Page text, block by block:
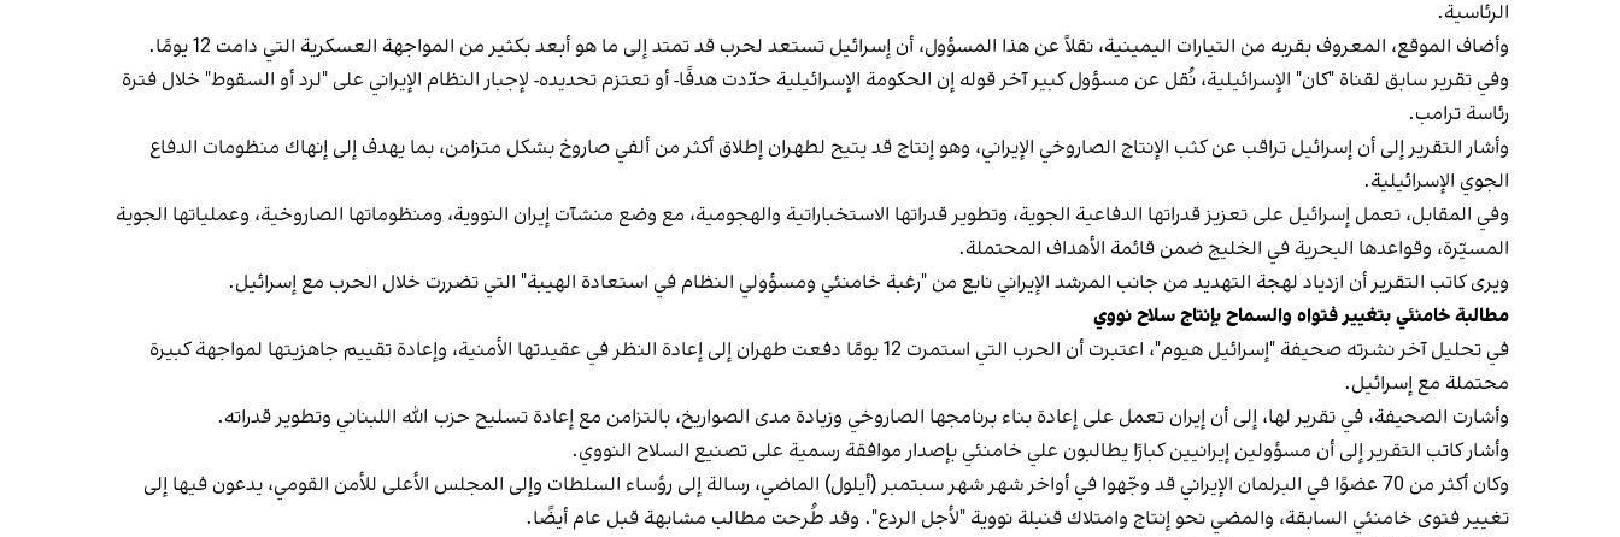
الرئاسية.
وأضاف الموقع، المعروف بقربه من التيارات اليمينية، نقلاً عن هذا المسؤول، أن إسرائيل تستعد لحرب قد تمتد إلى ما هو أبعد بكثير من المواجهة العسكرية التي دامت 12 يومًا.
وفي تقرير سابق لقناة "كان" الإسرائيلية، نُقل عن مسؤول كبير آخر قوله إن الحكومة الإسرائيلية حدّدت هدفًا- أو تعتزم تحديده- لإجبار النظام الإيراني على "لرد أو السقوط" خلال فترة
رئاسة ترامب.
وأشار التقرير إلى أن إسرائيل تراقب عن كثب الإنتاج الصاروخي الإيراني، وهو إنتاج قد يتيح لطهران إطلاق أكثر من ألفي صاروخ بشكل متزامن، بما يهدف إلى إنهاك منظومات الدفاع
الجوي الإسرائيلية.
وفي المقابل، تعمل إسرائيل على تعزيز قدراتها الدفاعية الجوية، وتطوير قدراتها الاستخباراتية والهجومية، مع وضع منشآت إيران النووية، ومنظوماتها الصاروخية، وعملياتها الجوية
المسيّرة، وقواعدها البحرية في الخليج ضمن قائمة الأهداف المحتملة.
ويرى كاتب التقرير أن ازدياد لهجة التهديد من جانب المرشد الإيراني نابع من "رغبة خامنئي ومسؤولي النظام في استعادة الهيبة" التي تضررت خلال الحرب مع إسرائيل.
مطالبة خامنئي بتغيير فتواه والسماح بإنتاج سلاح نووي
في تحليل آخر نشرته صحيفة "إسرائيل هیوم"، اعتبرت أن الحرب التي استمرت 12 يومًا دفعت طهران إلى إعادة النظر في عقيدتها الأمنية، وإعادة تقييم جاهزيتها لمواجهة كبيرة
محتملة مع إسرائيل.
وأشارت الصحيفة، في تقرير لها، إلى أن إيران تعمل على إعادة بناء برنامجها الصاروخي وزيادة مدى الصواريخ، بالتزامن مع إعادة تسليح حزب الله اللبناني وتطوير قدراته.
وأشار كاتب التقرير إلى أن مسؤولين إيرانيين كبارًا يطالبون علي خامنئي بإصدار موافقة رسمية على تصنيع السلاح النووي.
وكان أكثر من 70 عضوًا في البرلمان الإيراني قد وجّهوا في أواخر شهر شهر سبتمبر (أيلول) الماضي، رسالة إلى رؤساء السلطات وإلى المجلس الأعلى للأمن القومي، يدعون فيها إلى
تغيير فتوى خامنئي السابقة، والمضي نحو إنتاج وامتلاك قنبلة نووية "لأجل الردع". وقد طُرحت مطالب مشابهة قبل عام أيضًا.